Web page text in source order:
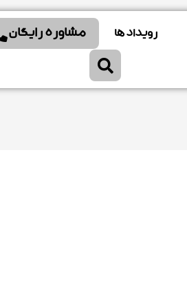
رویداد ها
مشاوره رایگان